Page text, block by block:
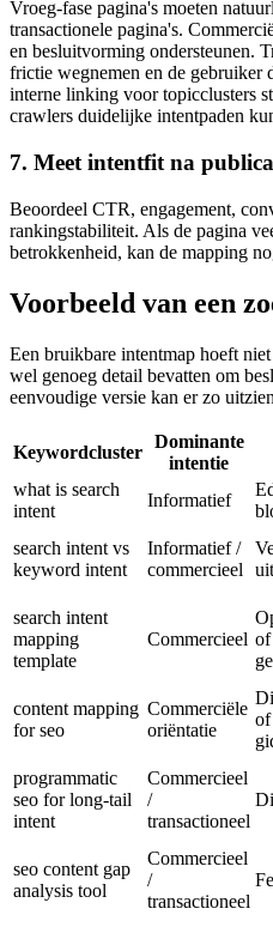
Vroeg-fase pagina's moeten
transactionele pagina's.
en besluitvorming ondersteunen.
frictie wegnemen en de gebruiker
interne linking voor topicclusters
crawlers duidelijke intentpaden
7. Meet intentfit na
Beoordeel CTR, engagement,
rankingstabiliteit. Als de pagina
betrokkenheid, kan de mapping
Voorbeeld van een
Een bruikbare intentmap hoeft
wel genoeg detail bevatten om
eenvoudige versie kan er zo
Keywordcluster
Dominante
intentie
what is search
intent
Informatief
search intent vs
keyword intent
Informatief /
commercieel
search intent
mapping
template
Commercieel of
content mapping
for seo
Commerciële
oriëntatie
of
programmatic
seo for long-tail
intent
Commercieel
/
transactioneel
seo content gap
analysis tool
Commercieel
/
transactioneel